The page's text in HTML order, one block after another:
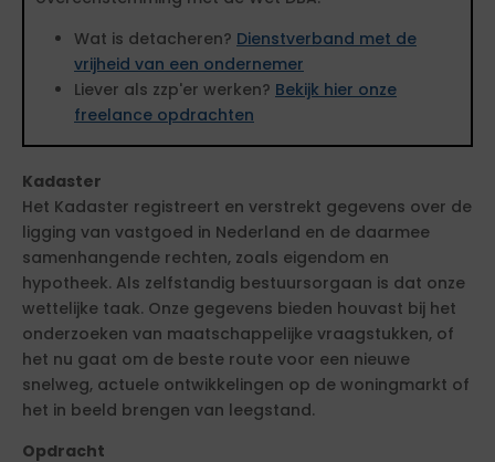
Wat is detacheren? Dienstverband met de
vrijheid van een ondernemer
Liever als zzp'er werken? Bekijk hier onze
freelance opdrachten
Kadaster
Het Kadaster registreert en verstrekt gegevens over de
ligging van vastgoed in Nederland en de daarmee
samenhangende rechten, zoals eigendom en
hypotheek. Als zelfstandig bestuursorgaan is dat onze
wettelijke taak. Onze gegevens bieden houvast bij het
onderzoeken van maatschappelijke vraagstukken, of
het nu gaat om de beste route voor een nieuwe
snelweg, actuele ontwikkelingen op de woningmarkt of
het in beeld brengen van leegstand.
Opdracht